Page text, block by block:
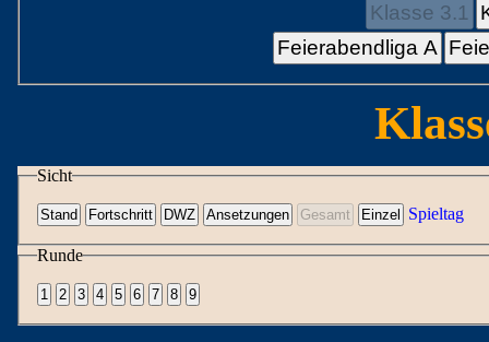
Klasse 3.1
Feierabendliga A
Sicht
Spieltag
Runde